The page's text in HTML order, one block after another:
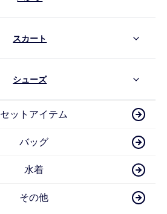
スカート
シューズ
セットアイテム
バッグ
水着
その他